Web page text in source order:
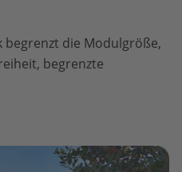
die Modulgröße,
begrenzte